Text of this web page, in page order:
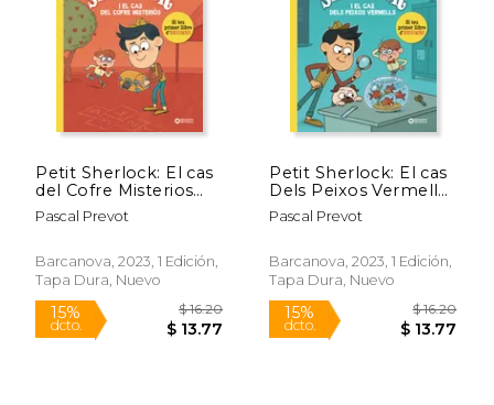
15% $ 24.56 15%
Petit Sherlock: El cas
del Cofre Misterios
(en Catalán)
Pascal Prevot
Barcanova, 2023, 1 Edición,
Tapa Dura, Nuevo
Petit Sherlock: El cas
Dels Peixos Vermells
(en Catalán)
Pascal Prevot
Barcanova, 2023, 1 Edición,
Tapa Dura, Nuevo